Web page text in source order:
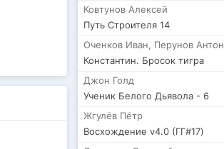
Ковтунов Алексей
Путь Строителя 14
Оченков Иван, Перунов Антон
Константин. Бросок тигра
Джон Голд
Ученик Белого Дьявола - 6
Жгулёв Пётр
Восхождение v4.0 (ГГ#17)